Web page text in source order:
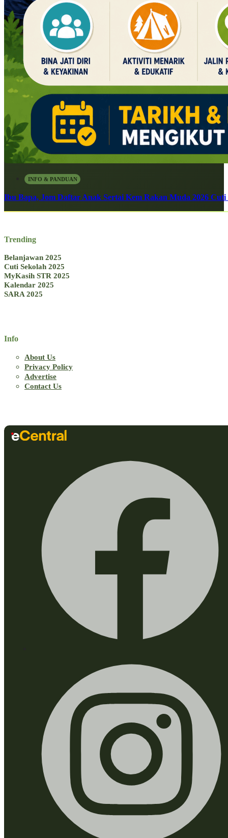
INFO & PANDUAN
Ibu Bapa, Jom Daftar Anak Sertai Kem Rakan Muda 2026
Trending
Belanjawan 2025
Cuti Sekolah 2025
MyKasih STR 2025
Kalendar 2025
SARA 2025
Info
About Us
Privacy Policy
Advertise
Contact Us